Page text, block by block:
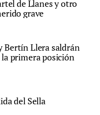
de Llanes y otro
grave
Bertín Llera saldrán
la primera posición
del Sella